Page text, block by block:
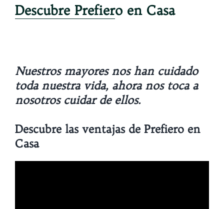
Descubre Prefiero en Casa
Nuestros mayores nos han cuidado
toda nuestra vida, ahora nos toca a
nosotros cuidar de ellos.
Descubre las ventajas de Prefiero en
Casa